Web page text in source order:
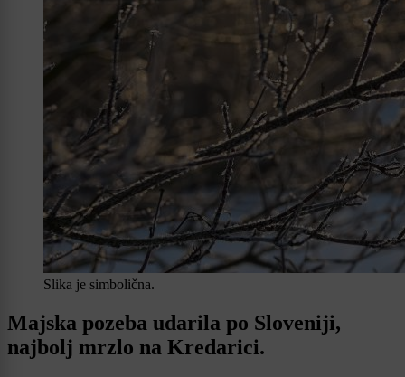
Slika je simbolična.
Majska pozeba udarila po Sloveniji,
najbolj mrzlo na Kredarici.